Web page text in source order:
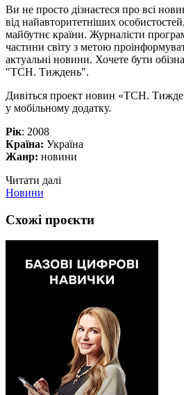
Ви не просто дізнаєтеся про всі
від найавторитетніших
майбутнє країни. Журналісти
частини світу з метою
актуальні новини. Хочете бути
"ТСН. Тиждень".
Дивіться проект новин «ТСН.
у мобільному додатку.
Рік: 2008
Країна: Україна
Жанр: новини
Читати далі
Новини
Схожі проєкти